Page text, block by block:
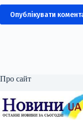
Опублікувати
Про сайт